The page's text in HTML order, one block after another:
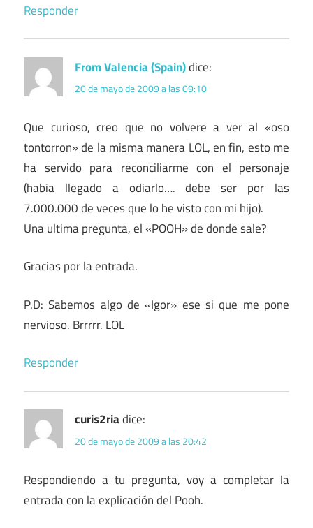
Responder
From Valencia (Spain)dice:
20 de mayo de 2009 a las 09:10
Que curioso, creo que no volvere a ver al «oso
tontorron» de la misma manera LOL, en fin, esto me
ha servido para reconciliarme con el personaje
(habia llegado a odiarlo…. debe ser por las
7.000.000 de veces que lo he visto con mi hijo).
Una ultima pregunta, el «POOH» de donde sale?
Gracias por la entrada.
P.D: Sabemos algo de «Igor» ese si que me pone
nervioso. Brrrrr. LOL
Responder
curis2riadice:
20 de mayo de 2009 a las 20:42
Respondiendo a tu pregunta, voy a completar la
entrada con la explicación del Pooh.